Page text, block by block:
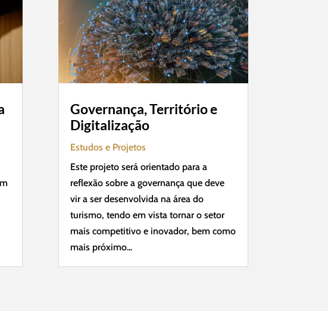
Governança, Território e
Digitalização
Estudos e Projetos
Este projeto será orientado para a
reflexão sobre a governança que deve
vir a ser desenvolvida na área do
turismo, tendo em vista tornar o setor
mais competitivo e inovador, bem como
mais próximo...